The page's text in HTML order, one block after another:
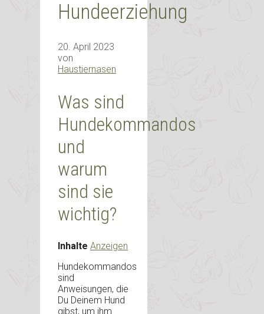
Hundeerziehung
20. April 2023
von
Haustiernasen
Was sind
Hundekommandos
und
warum
sind sie
wichtig?
Inhalte Anzeigen
Hundekommandos
sind
Anweisungen, die
Du Deinem Hund
gibst, um ihm